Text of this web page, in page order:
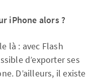
iPhone alors ?
là : avec Flash
d’exporter ses
D’ailleurs, il existe